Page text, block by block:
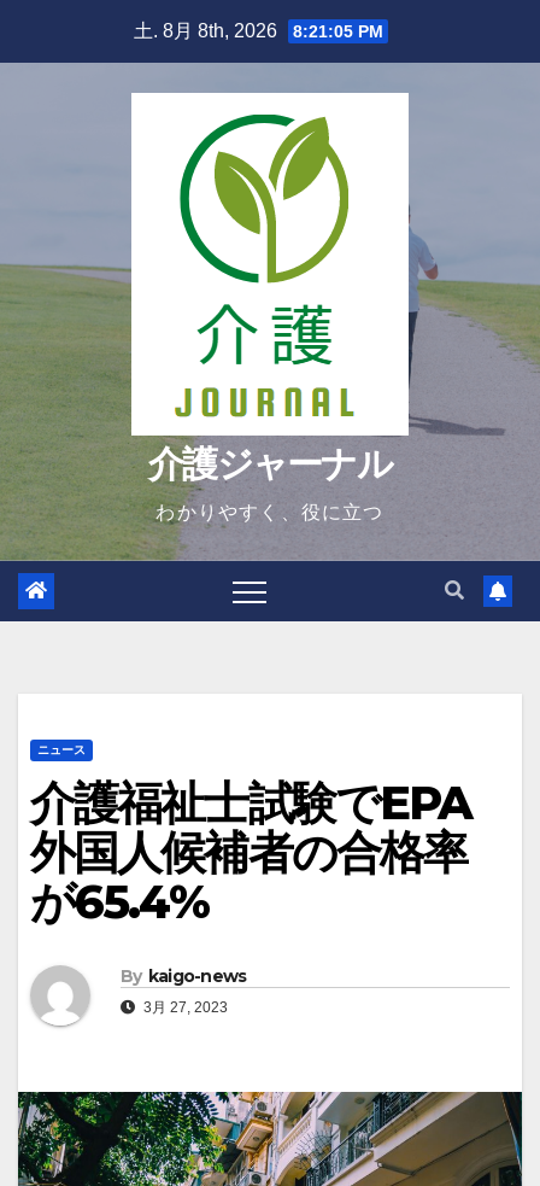
土. 8月 8th, 2026 8:21:06 PM
介護ジャーナル
わかりやすく、役に立つ
ニュース
介護福祉士試験でEPA
外国人候補者の合格率
が65.4%
By kaigo-news
3月 27, 2023